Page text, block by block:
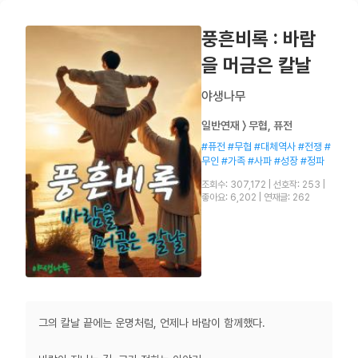
풍흔비록 : 바람
을 머금은 칼날
야생나무
일반연재 〉 무협, 퓨전
#퓨전 #무협 #대체역사 #전쟁 #
무인 #가족 #사파 #성장 #정파
조회수: 307,172 선호작: 253
좋아요: 6,202
연재글: 262
그의 칼날 끝에는 운명처럼, 언제나 바람이 함께했다.